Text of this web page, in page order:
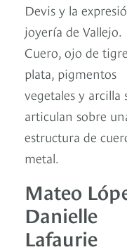
Devis y la
joyería de Vallejo.
Cuero, ojo de
plata, pigmentos
vegetales y arcilla
articulan sobre
estructura de
metal.
Mateo
Danielle
Lafaurie